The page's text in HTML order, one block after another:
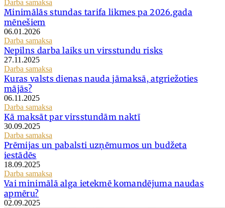
Darba samaksa
Minimālās stundas tarifa likmes pa 2026.gada
mēnešiem
06.01.2026
Darba samaksa
Nepilns darba laiks un virsstundu risks
27.11.2025
Darba samaksa
Kuras valsts dienas nauda jāmaksā, atgriežoties
mājās?
06.11.2025
Darba samaksa
Kā maksāt par virsstundām naktī
30.09.2025
Darba samaksa
Prēmijas un pabalsti uzņēmumos un budžeta
iestādēs
18.09.2025
Darba samaksa
Vai minimālā alga ietekmē komandējuma naudas
apmēru?
02.09.2025